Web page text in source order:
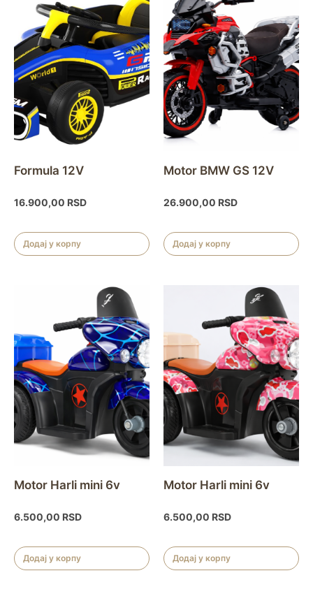
Formula 12V
16.900,00 RSD
Додај у корпу
Motor BMW GS 12V
26.900,00 RSD
Додај у корпу
Motor Harli mini 6v
6.500,00 RSD
Додај у корпу
Motor Harli mini 6v
6.500,00 RSD
Додај у корпу